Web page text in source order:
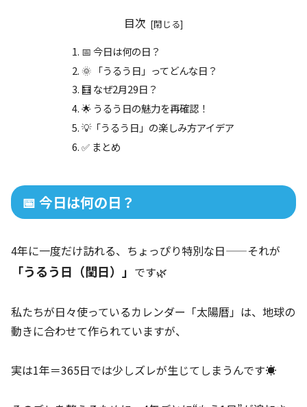
目次
📅 今日は何の日？
🌞 「うるう日」ってどんな日？
🧮 なぜ2月29日？
🌟 うるう日の魅力を再確認！
💡「うるう日」の楽しみ方アイデア
✅ まとめ
📅 今日は何の日？
4年に一度だけ訪れる、ちょっぴり特別な日——それが
「うるう日（閏日）」 です🌿
私たちが日々使っているカレンダー「太陽暦」は、地球の
動きに合わせて作られていますが、
実は1年＝365日では少しズレが生じてしまうんです☀️